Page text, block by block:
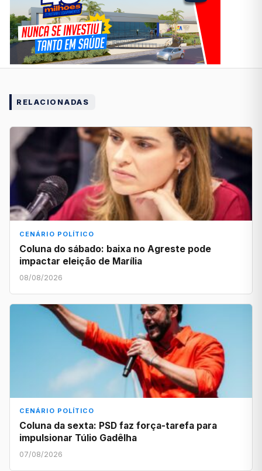
RELACIONADAS
CENÁRIO POLÍTICO
Coluna do sábado: baixa no Agreste pode
impactar eleição de Marília
08/08/2026
CENÁRIO POLÍTICO
Coluna da sexta: PSD faz força-tarefa para
impulsionar Túlio Gadêlha
07/08/2026